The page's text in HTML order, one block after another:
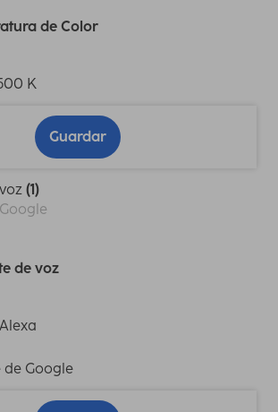
de Color
K
Guardar
(1)
de voz
de Google